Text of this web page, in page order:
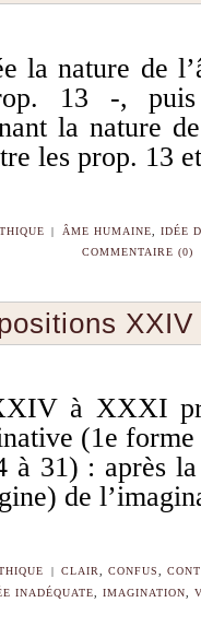
la nature de
13 -, puis
la nature
les prop. 13
| ÂME HUMAINE
IDÉE
COMMENTAIRE (0)
à XXXI
(1e
à 31) : après
de
| CLAIR CONFUS
INADÉQUATE IMAGINATION